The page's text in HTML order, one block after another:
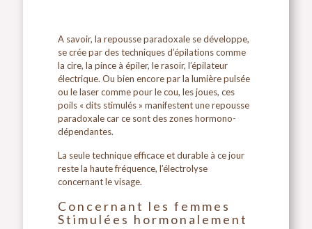
A savoir, la repousse paradoxale se développe,
se crée par des techniques d’épilations comme
la cire, la pince à épiler, le rasoir, l’épilateur
électrique. Ou bien encore par la lumière pulsée
ou le laser comme pour le cou, les joues, ces
poils « dits stimulés » manifestent une repousse
paradoxale car ce sont des zones hormono-
dépendantes.
La seule technique efficace et durable à ce jour
reste la haute fréquence, l’électrolyse
concernant le visage.
Concernant les femmes
Stimulées hormonalement